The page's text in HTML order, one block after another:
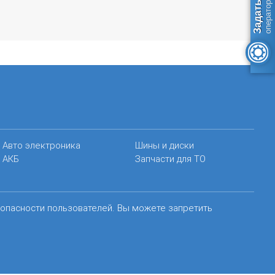
Авто электроника
АКБ
Шины и диски
Запчасти для ТО
пользователей. Вы можете запретить